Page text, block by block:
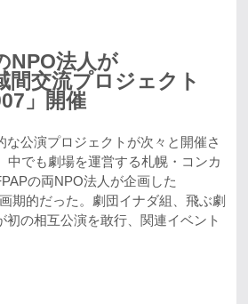
NPO法人が
間交流プロジェクト
」開催
な公演プロジェクトが次々と開催さ
中でも劇場を運営する札幌・コンカ
の両NPO法人が企画した
期的だった。劇団イナダ組、飛ぶ劇
初の相互公演を敢行、関連イベント